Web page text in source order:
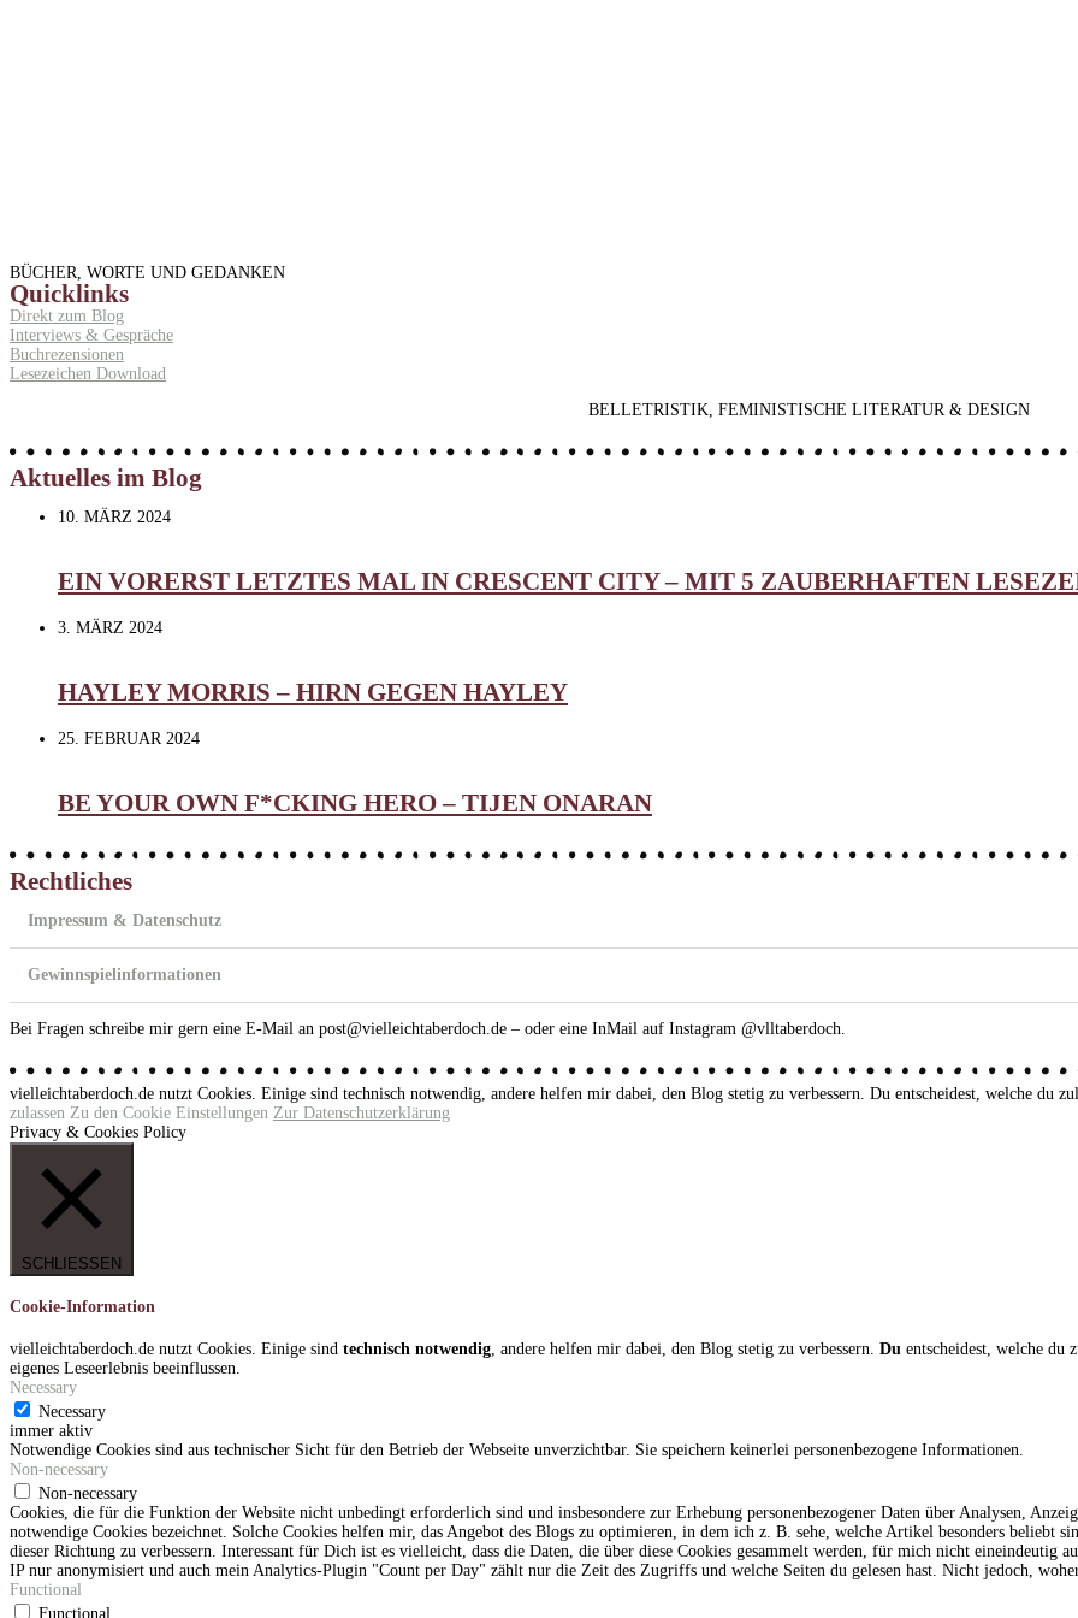
BÜCHER, WORTE UND GEDANKEN
Quicklinks
Direkt zum Blog
Interviews & Gespräche
Buchrezensionen
Lesezeichen Download
BELLETRISTIK, FEMINISTISCHE LITERATUR & DESIGN
Aktuelles im Blog
10. MÄRZ 2024
EIN VORERST LETZTES MAL IN CRESCENT CITY – MIT 5 ZAUBERHAFTEN
3. MÄRZ 2024
HAYLEY MORRIS – HIRN GEGEN HAYLEY
25. FEBRUAR 2024
BE YOUR OWN F*CKING HERO – TIJEN ONARAN
Rechtliches
Impressum & Datenschutz
Gewinnspielinformationen
Bei Fragen schreibe mir gern eine E-Mail an post@vielleichtaberdoch.de – oder eine InMail auf Instagram @vlltaberdoch.
vielleichtaberdoch.de nutzt Cookies. Einige sind technisch notwendig, andere helfen mir dabei, den Blog stetig zu verbessern. Du entscheidest, welche du
zulassen Zu den Cookie Einstellungen Zur Datenschutzerklärung
Privacy & Cookies Policy
SCHLIESSEN
Cookie-Information
vielleichtaberdoch.de nutzt Cookies. Einige sind technisch notwendig , andere helfen mir dabei, den Blog stetig zu verbessern. Du entscheidest, welche du
eigenes Leseerlebnis beeinflussen.
Necessary
Necessary
immer aktiv
Notwendige Cookies sind aus technischer Sicht für den Betrieb der Webseite unverzichtbar. Sie speichern keinerlei personenbezogene Informationen.
Non-necessary
Non-necessary
Cookies, die für die Funktion der Website nicht unbedingt erforderlich sind und insbesondere zur Erhebung personenbezogener Daten über Analysen,
notwendige Cookies bezeichnet. Solche Cookies helfen mir, das Angebot des Blogs zu optimieren, in dem ich z. B. sehe, welche Artikel besonders beliebt
dieser Richtung zu verbessern. Interessant für Dich ist es vielleicht, dass die Daten, die über diese Cookies gesammelt werden, für mich nicht eineindeutig
IP nur anonymisiert und auch mein Analytics-Plugin "Count per Day" zählt nur die Zeit des Zugriffs und welche Seiten du gelesen hast. Nicht jedoch,
Functional
Functional